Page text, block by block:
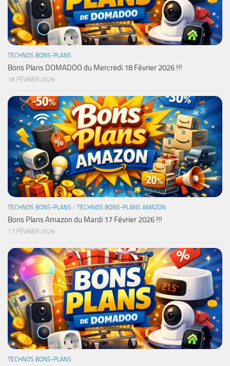
TECHNOS BONS-PLANS
Bons Plans DOMADOO du Mercredi 18 Février 2026 !!!
18 FÉVRIER 2026
TECHNOS BONS-PLANS / TECHNOS BONS-PLANS AMAZON
Bons Plans Amazon du Mardi 17 Février 2026 !!!
17 FÉVRIER 2026
TECHNOS BONS-PLANS